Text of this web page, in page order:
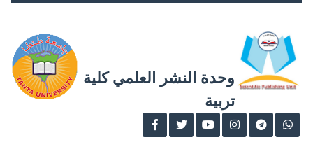
content
وحدة النشر العلمي كلية
تربية